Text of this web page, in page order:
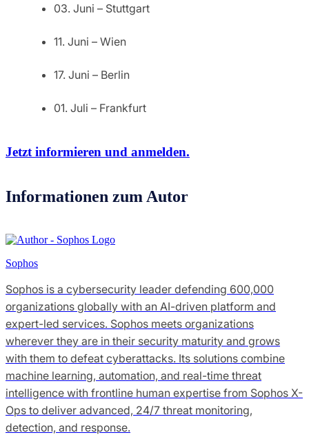
03. Juni – Stuttgart
11. Juni – Wien
17. Juni – Berlin
01. Juli – Frankfurt
Jetzt informieren und anmelden.
Informationen zum Autor
Sophos
Sophos is a cybersecurity leader defending 600,000
organizations globally with an AI-driven platform and
expert-led services. Sophos meets organizations
wherever they are in their security maturity and grows
with them to defeat cyberattacks. Its solutions combine
machine learning, automation, and real-time threat
intelligence with frontline human expertise from Sophos X-
Ops to deliver advanced, 24/7 threat monitoring,
detection, and response.